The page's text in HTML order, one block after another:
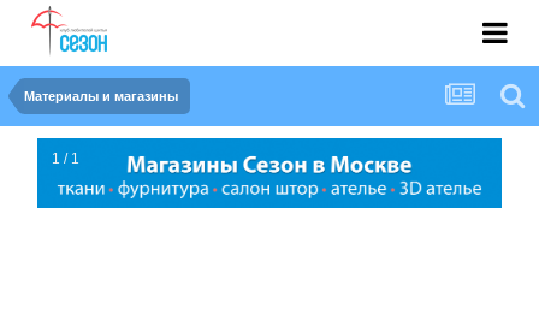
Материалы и магазины
1 / 1